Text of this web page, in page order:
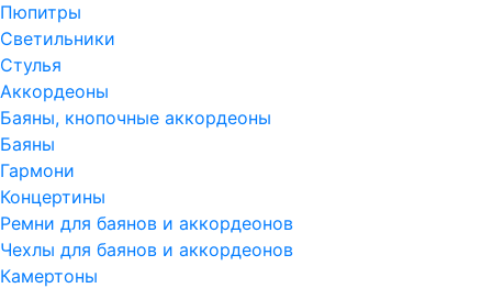
Пюпитры
Светильники
Стулья
Аккордеоны
Баяны, кнопочные аккордеоны
Баяны
Гармони
Концертины
Ремни для баянов и аккордеонов
Чехлы для баянов и аккордеонов
Камертоны